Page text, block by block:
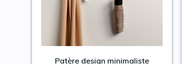
Patère design minimaliste